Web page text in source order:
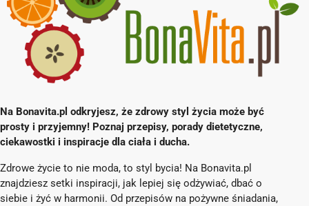
Na Bonavita.pl odkryjesz, że zdrowy styl życia może być
prosty i przyjemny! Poznaj przepisy, porady dietetyczne,
ciekawostki i inspiracje dla ciała i ducha.
Zdrowe życie to nie moda, to styl bycia! Na Bonavita.pl
znajdziesz setki inspiracji, jak lepiej się odżywiać, dbać o
siebie i żyć w harmonii. Od przepisów na pożywne śniadania,